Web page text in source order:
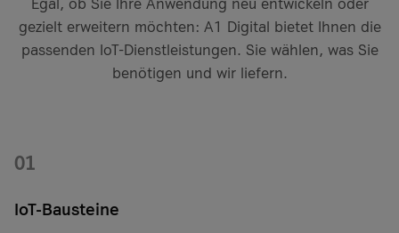
gezielt erweitern möchten: A1 Digital bietet Ihnen die
passenden IoT-Dienstleistungen. Sie wählen, was Sie
benötigen und wir liefern.
01
IoT-Bausteine